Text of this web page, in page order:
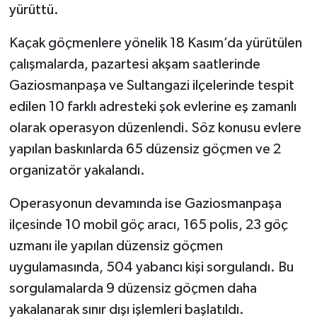
yürüttü.
Kaçak göçmenlere yönelik 18 Kasım’da yürütülen
çalışmalarda, pazartesi akşam saatlerinde
Gaziosmanpaşa ve Sultangazi ilçelerinde tespit
edilen 10 farklı adresteki şok evlerine eş zamanlı
olarak operasyon düzenlendi. Söz konusu evlere
yapılan baskınlarda 65 düzensiz göçmen ve 2
organizatör yakalandı.
Operasyonun devamında ise Gaziosmanpaşa
ilçesinde 10 mobil göç aracı, 165 polis, 23 göç
uzmanı ile yapılan düzensiz göçmen
uygulamasında, 504 yabancı kişi sorgulandı. Bu
sorgulamalarda 9 düzensiz göçmen daha
yakalanarak sınır dışı işlemleri başlatıldı.